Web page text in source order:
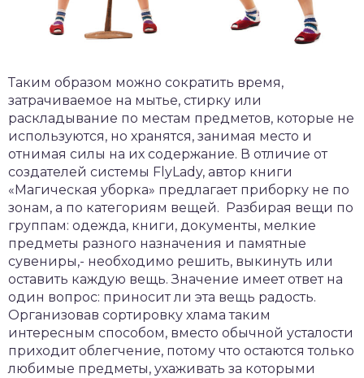
Таким образом можно сократить время,
затрачиваемое на мытье, стирку или
раскладывание по местам предметов, которые не
используются, но хранятся, занимая место и
отнимая силы на их содержание. В отличие от
создателей системы FlyLady, автор книги
«Магическая уборка» предлагает приборку не по
зонам, а по категориям вещей. Разбирая вещи по
группам: одежда, книги, документы, мелкие
предметы разного назначения и памятные
сувениры,- необходимо решить, выкинуть или
оставить каждую вещь. Значение имеет ответ на
один вопрос: приносит ли эта вещь радость.
Организовав сортировку хлама таким
интересным способом, вместо обычной усталости
приходит облегчение, потому что остаются только
любимые предметы, ухаживать за которыми